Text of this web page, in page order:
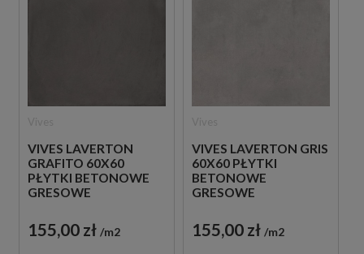
VIVES LAVERTON
GRAFITO 60X60
PŁYTKI BETONOWE
GRESOWE
155,00 zł m2
VIVES LAVERTON GRIS
60X60 PŁYTKI
BETONOWE
GRESOWE
155,00 zł m2